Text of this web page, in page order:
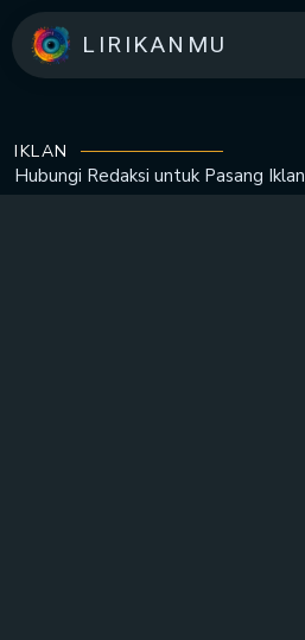
LIRIKANMU
IKLAN
Hubungi Redaksi untuk Pasang Iklan